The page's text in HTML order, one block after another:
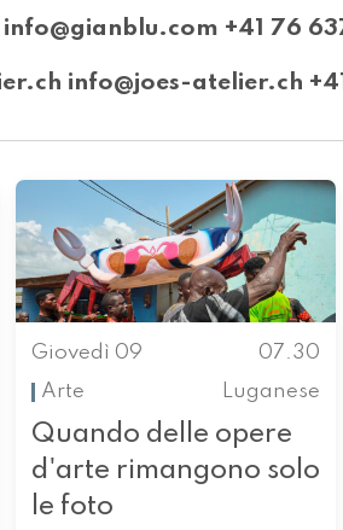
+41 76
info@joes-atelier.ch
Giovedì 09
07.30
Arte
Luganese
Quando delle opere
d'arte rimangono solo
le foto